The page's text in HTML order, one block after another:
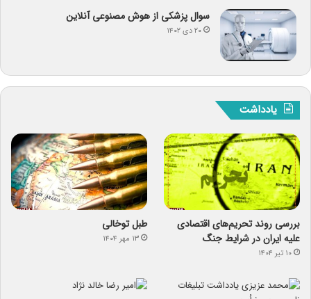
سوال پزشکی از هوش مصنوعی آنلاین
۲۰ دی ۱۴۰۲
یادداشت
بررسی روند تحریم‌های اقتصادی
علیه ایران در شرایط جنگ
۱۰ تیر ۱۴۰۴
طبل توخالی
۱۳ مهر ۱۴۰۴